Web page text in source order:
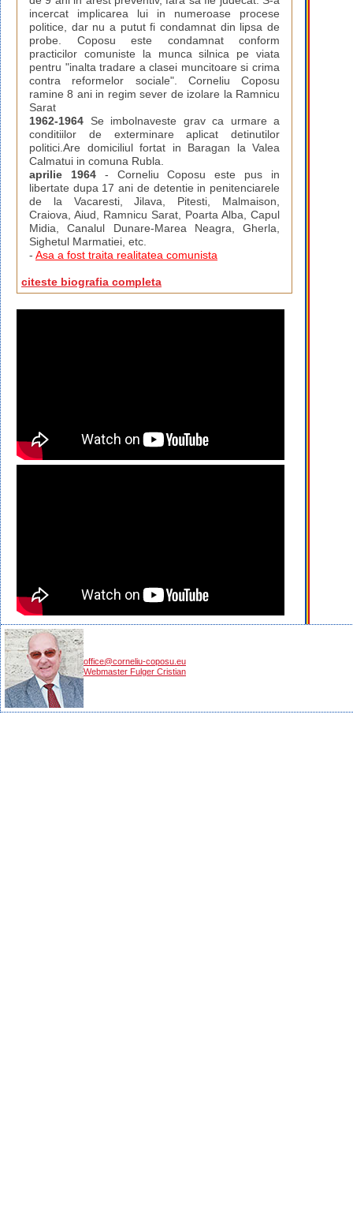
incercat implicarea lui in numeroase procese
politice, dar nu a putut fi condamnat din lipsa de
probe. Coposu este condamnat conform
practicilor comuniste la munca silnica pe viata
pentru "inalta tradare a clasei muncitoare si crima
contra reformelor sociale". Corneliu Coposu
ramine 8 ani in regim sever de izolare la Ramnicu
Sarat
1962-1964 Se imbolnaveste grav ca urmare a
conditiilor de exterminare aplicat detinutilor
politici.Are domiciliul fortat in Baragan la Valea
Calmatui in comuna Rubla.
aprilie 1964- Corneliu Coposu este pus in
libertate dupa 17 ani de detentie in penitenciarele
de la Vacaresti, Jilava, Pitesti, Malmaison,
Craiova, Aiud, Ramnicu Sarat, Poarta Alba, Capul
Midia, Canalul Dunare-Marea Neagra, Gherla,
Sighetul Marmatiei, etc.
- Asa a fost traita realitatea comunista
citeste biografia completa
office@corneliu-coposu.eu
Webmaster Fulger Cristian